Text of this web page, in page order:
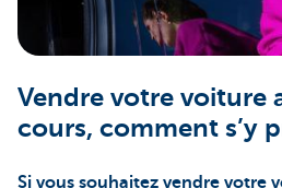
Vendre votre voiture
cours, comment s’y
Si vous souhaitez vendre votre